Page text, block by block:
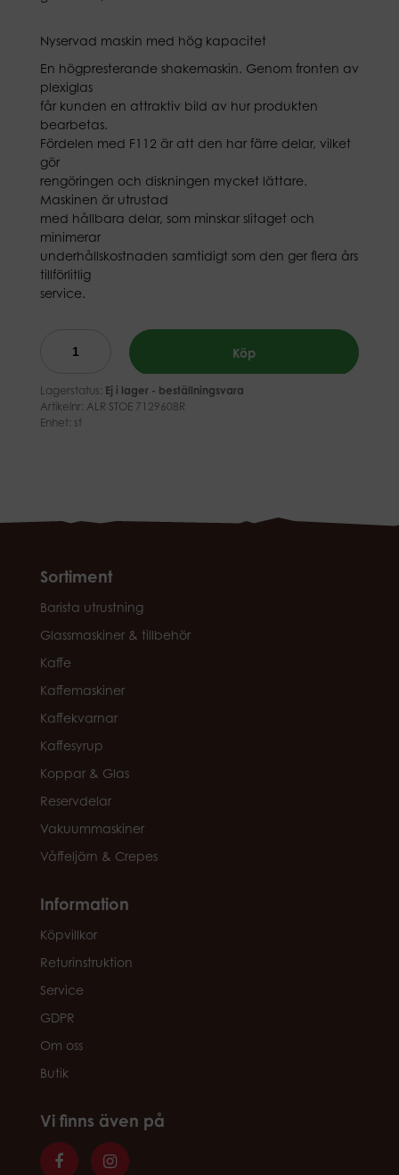
Nyservad maskin med hög kapacitet
En högpresterande shakemaskin. Genom fronten av
plexiglas
får kunden en attraktiv bild av hur produkten
bearbetas.
Fördelen med F112 är att den har färre delar, vilket
gör
rengöringen och diskningen mycket lättare.
Maskinen är utrustad
med hållbara delar, som minskar slitaget och
minimerar
underhållskostnaden samtidigt som den ger flera års
tillförlitlig
service.
Köp
Lagerstatus: Ej i lager - beställningsvara
Artikelnr: ALR STOE 7129608R
Enhet: st
Sortiment
Barista utrustning
Glassmaskiner & tillbehör
Kaffe
Kaffemaskiner
Kaffekvarnar
Kaffesyrup
Koppar & Glas
Reservdelar
Vakuummaskiner
Våffeljärn & Crepes
Information
Köpvillkor
Returinstruktion
Service
GDPR
Om oss
Butik
Vi finns även på